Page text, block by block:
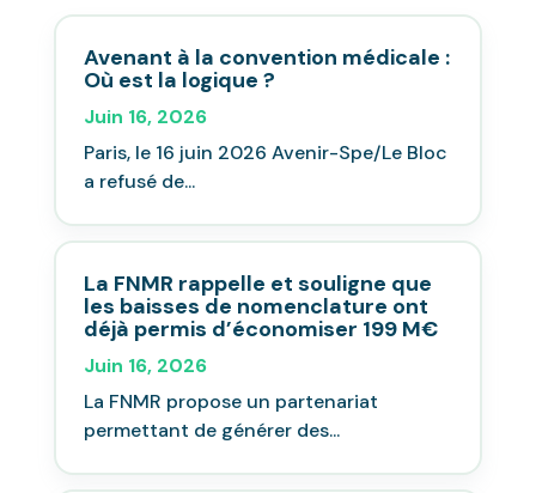
Avenant à la convention médicale :
Où est la logique ?
Juin 16, 2026
Paris, le 16 juin 2026 Avenir-Spe/Le Bloc
a refusé de...
La FNMR rappelle et souligne que
les baisses de nomenclature ont
déjà permis d’économiser 199 M€
Juin 16, 2026
La FNMR propose un partenariat
permettant de générer des...